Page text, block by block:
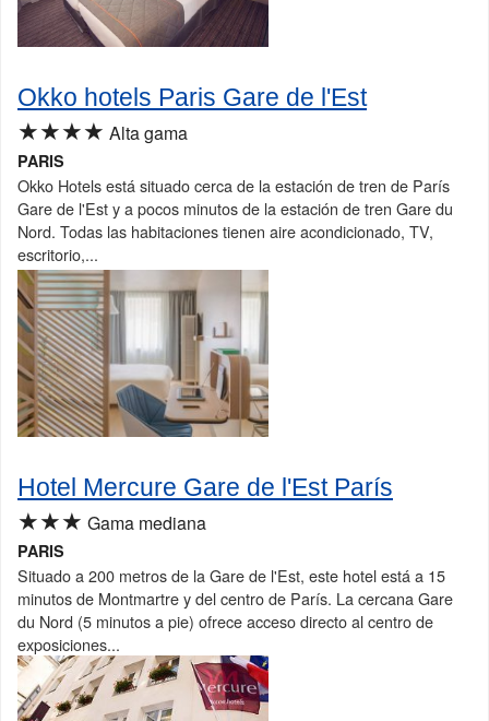
Okko hotels Paris Gare de l'Est
★★★★ Alta gama
PARIS
Okko Hotels está situado cerca de la estación de tren de París
Gare de l'Est y a pocos minutos de la estación de tren Gare du
Nord. Todas las habitaciones tienen aire acondicionado, TV,
escritorio,...
Hotel Mercure Gare de l'Est París
★★★ Gama mediana
PARIS
Situado a 200 metros de la Gare de l'Est, este hotel está a 15
minutos de Montmartre y del centro de París. La cercana Gare
du Nord (5 minutos a pie) ofrece acceso directo al centro de
exposiciones...